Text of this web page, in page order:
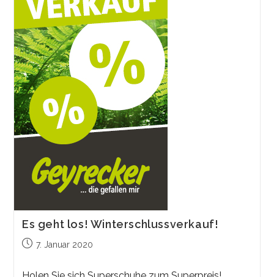
Es geht los! Winterschlussverkauf!
Beitrag7. Januar 2020